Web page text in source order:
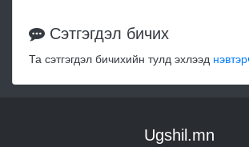
Сэтгэгдэл бичих
Та сэтгэгдэл бичихийн тулд эхлээд
Ugshil.mn